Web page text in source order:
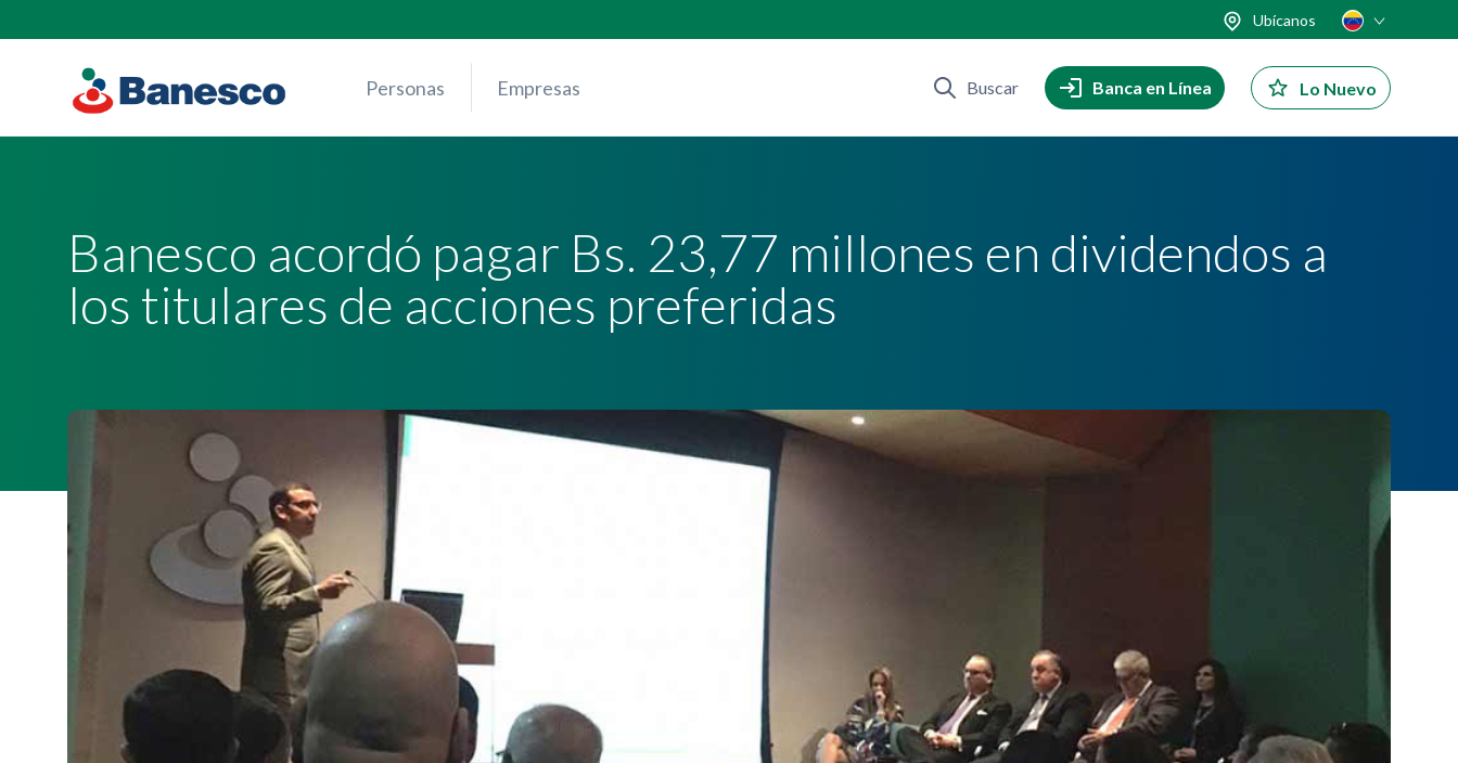
content
Ubícanos
Personas Empresas Buscar Banca en Línea Lo Nuevo
Banesco acordó pagar Bs. 23,77 millones en dividendos a
los titulares de acciones preferidas